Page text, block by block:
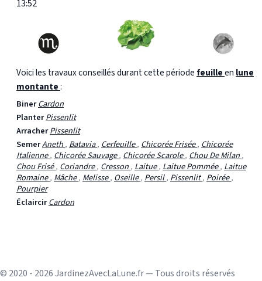
13:52
Voici les travaux conseillés durant cette période feuilleen lune
montante:
BinerCardon
PlanterPissenlit
ArracherPissenlit
SemerAneth,Batavia,Cerfeuille,Chicorée Frisée,Chicorée
Italienne,Chicorée Sauvage,Chicorée Scarole,Chou De Milan,
Chou Frisé,Coriandre,Cresson,Laitue,Laitue Pommée,Laitue
Romaine,Mâche,Melisse,Oseille,Persil,Pissenlit,Poirée,
Pourpier
ÉclaircirCardon
© 2020 - 2026 JardinezAvecLaLune.fr — Tous droits réservés